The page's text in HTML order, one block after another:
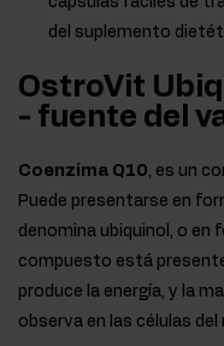
del suplemento
OstroVit
- fuente del
Coenzima Q10, es un
Puede presentarse en
denomina ubiquinol, o en
compuesto está
produce la energía, y la
observa en las células